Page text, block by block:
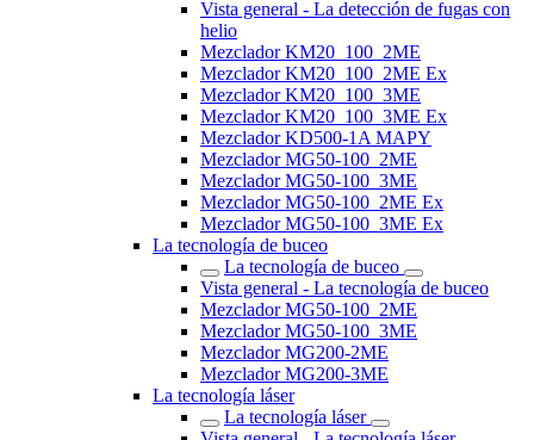
Vista general - La detección de fugas con
helio
Mezclador KM20_100_2ME
Mezclador KM20_100_2ME Ex
Mezclador KM20_100_3ME
Mezclador KM20_100_3ME Ex
Mezclador KD500-1A MAPY
Mezclador MG50-100_2ME
Mezclador MG50-100_3ME
Mezclador MG50-100_2ME Ex
Mezclador MG50-100_3ME Ex
La tecnología de buceo
La tecnología de buceo
Vista general - La tecnología de buceo
Mezclador MG50-100_2ME
Mezclador MG50-100_3ME
Mezclador MG200-2ME
Mezclador MG200-3ME
La tecnología láser
La tecnología láser